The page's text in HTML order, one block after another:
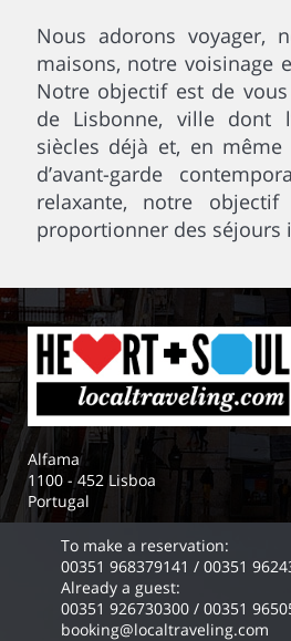
Nous adorons voyager,
maisons, notre voisinage
Notre objectif est de
de Lisbonne, ville dont
siècles déjà et, en
d’avant-garde
relaxante, notre
proportionner des séjours
Alfama
1100 - 452 Lisboa
Portugal
To make a reservation:
00351 968379141 / 00351
Already a guest:
00351 926730300 / 00351
booking@localtraveling.com